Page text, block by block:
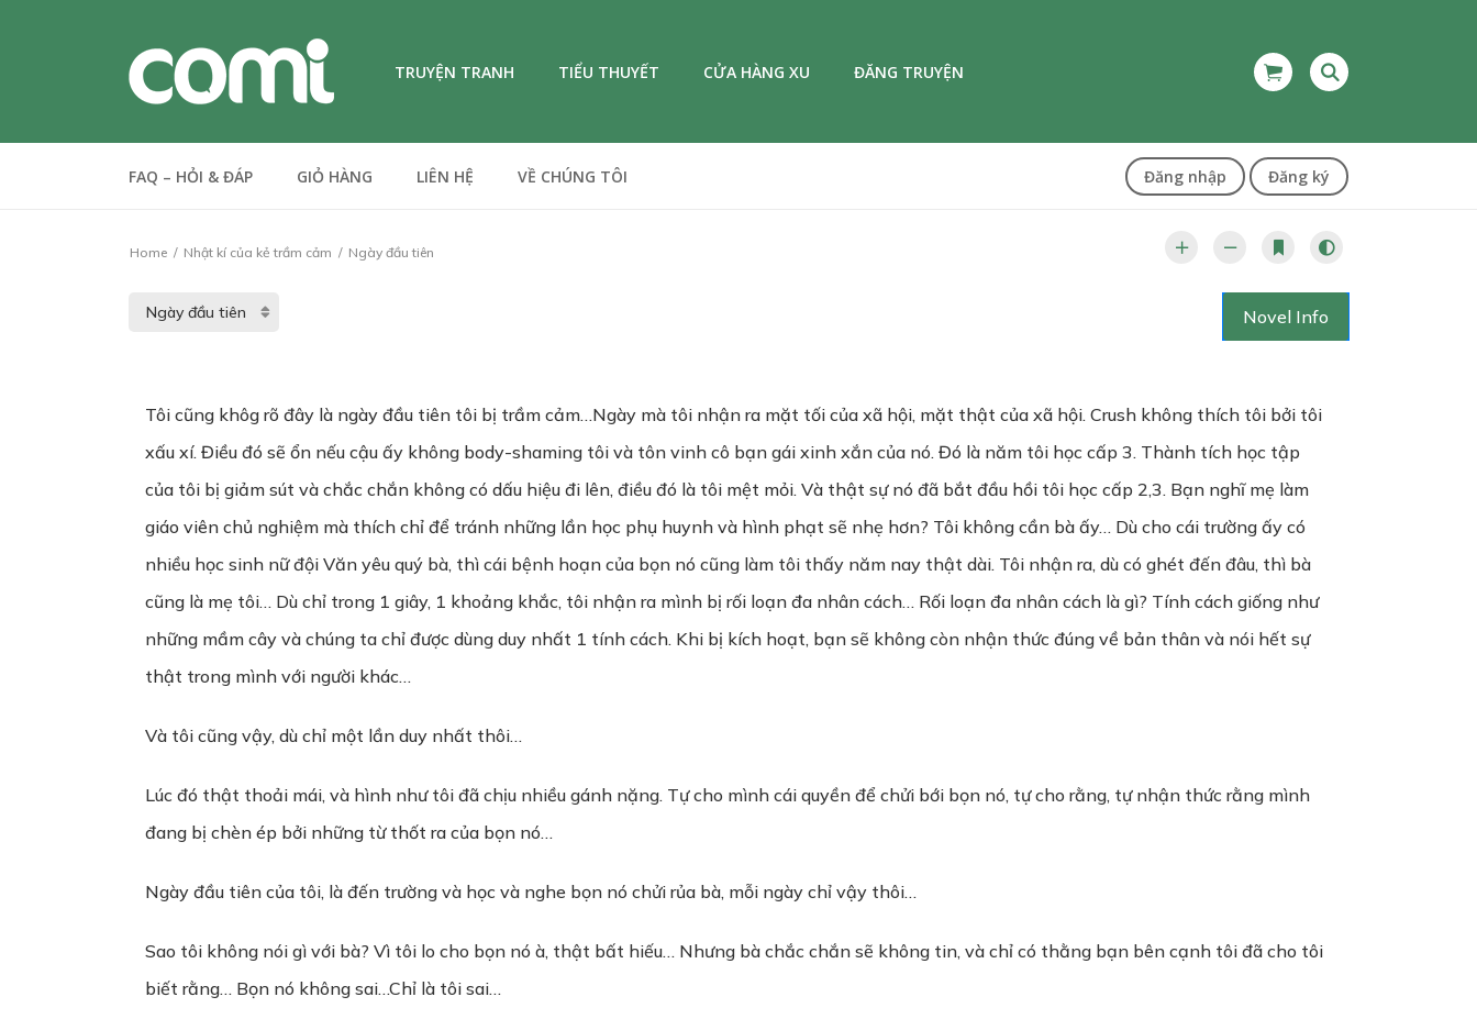
TRUYỆN TRANH TIỂU THUYẾT CỬA HÀNG XU ĐĂNG TRUYỆN
FAQ – HỎI & ĐÁP GIỎ HÀNG LIÊN HỆ VỀ CHÚNG TÔI Đăng nhập Đăng ký
Home Nhật kí của kẻ trầm cảm Ngày đầu tiên
Novel Info
Tôi cũng khôg rõ đây là ngày đầu tiên tôi bị trầm cảm…Ngày mà tôi nhận ra mặt tối của xã hội, mặt thật của xã hội. Crush không thích tôi bởi tôi
xấu xí. Điều đó sẽ ổn nếu cậu ấy không body-shaming tôi và tôn vinh cô bạn gái xinh xắn của nó. Đó là năm tôi học cấp 3. Thành tích học tập
của tôi bị giảm sút và chắc chắn không có dấu hiệu đi lên, điều đó là tôi mệt mỏi. Và thật sự nó đã bắt đầu hồi tôi học cấp 2,3. Bạn nghĩ mẹ làm
giáo viên chủ nghiệm mà thích chỉ để tránh những lần học phụ huynh và hình phạt sẽ nhẹ hơn? Tôi không cần bà ấy… Dù cho cái trường ấy có
nhiều học sinh nữ đội Văn yêu quý bà, thì cái bệnh hoạn của bọn nó cũng làm tôi thấy năm nay thật dài. Tôi nhận ra, dù có ghét đến đâu, thì bà
cũng là mẹ tôi… Dù chỉ trong 1 giây, 1 khoảng khắc, tôi nhận ra mình bị rối loạn đa nhân cách… Rối loạn đa nhân cách là gì? Tính cách giống như
những mầm cây và chúng ta chỉ được dùng duy nhất 1 tính cách. Khi bị kích hoạt, bạn sẽ không còn nhận thức đúng về bản thân và nói hết sự
thật trong mình với người khác…
Và tôi cũng vậy, dù chỉ một lần duy nhất thôi…
Lúc đó thật thoải mái, và hình như tôi đã chịu nhiều gánh nặng. Tự cho mình cái quyền để chửi bới bọn nó, tự cho rằng, tự nhận thức rằng mình
đang bị chèn ép bởi những từ thốt ra của bọn nó…
Ngày đầu tiên của tôi, là đến trường và học và nghe bọn nó chửi rủa bà, mỗi ngày chỉ vậy thôi…
Sao tôi không nói gì với bà? Vì tôi lo cho bọn nó à, thật bất hiếu… Nhưng bà chắc chắn sẽ không tin, và chỉ có thằng bạn bên cạnh tôi đã cho tôi
biết rằng… Bọn nó không sai…Chỉ là tôi sai…